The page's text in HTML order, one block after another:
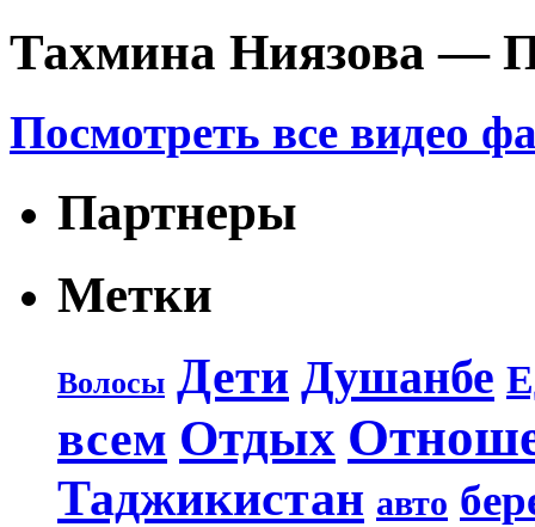
Тахмина Ниязова —
Посмотреть все видео
Партнеры
Метки
Волосы Дети Душанбе
всем Отдых
Таджикистан авто